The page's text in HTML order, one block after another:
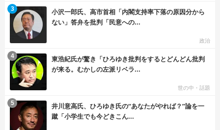
小沢一郎氏、高市首相「内閣支持率下落の原因分から
ない」答弁を批判「民意への...
政治
3
東浩紀氏が驚き「ひろゆき批判をするとどんどん批判
が来る。むかしの左派リベラ...
世の中・話題
4
井川意高氏、ひろゆき氏の“あなたがやれば？”論を一
蹴「小学生でも今どきこん...
5